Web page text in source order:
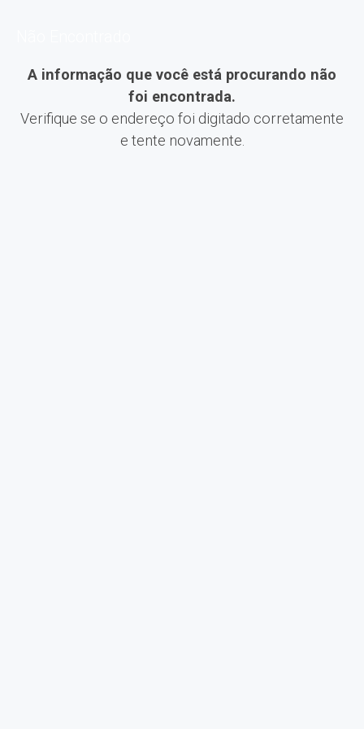
A informação que você está procurando não
foi encontrada.
Verifique se o endereço foi digitado corretamente
e tente novamente.